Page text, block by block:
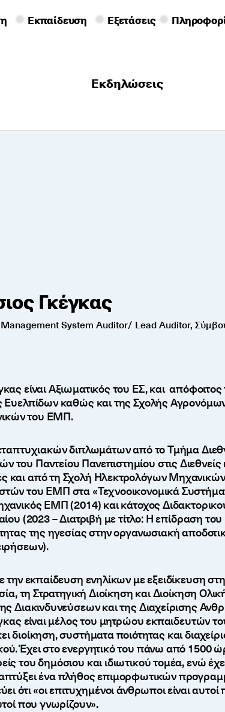
Εκπαίδευση Εξετάσεις
Εκδηλώσεις
Γκέγκας
System Auditor/ Lead Auditor,
είναι Αξιωματικός του ΕΣ, και απόφοιτος
Ευελπίδων καθώς και της Σχολής
του ΕΜΠ.
διπλωμάτων από το Τμήμα
Παντείου Πανεπιστημίου στις Διεθνείς
και από τη Σχολή Ηλεκτρολόγων
του ΕΜΠ στα «Τεχνοοικονομικά
ΕΜΠ (2014) και κάτοχος
(2023 – Διατριβή με τίτλο: H επίδραση του
της ηγεσίας στην οργανωσιακή
την εκπαίδευση ενηλίκων με εξειδίκευση στη
τη Στρατηγική Διοίκηση και Διοίκηση
Διακινδυνεύσεων και της Διαχείρισης
είναι μέλος του μητρώου εκπαιδευτών
διοίκηση, συστήματα ποιότητας και
Έχει στο ενεργητικό του πάνω από 1500
του δημόσιου και ιδιωτικού τομέα, ενώ
ένα πλήθος επιμορφωτικών
ότι «οι επιτυχημένοι άνθρωποι είναι αυτοί
που γνωρίζουν».